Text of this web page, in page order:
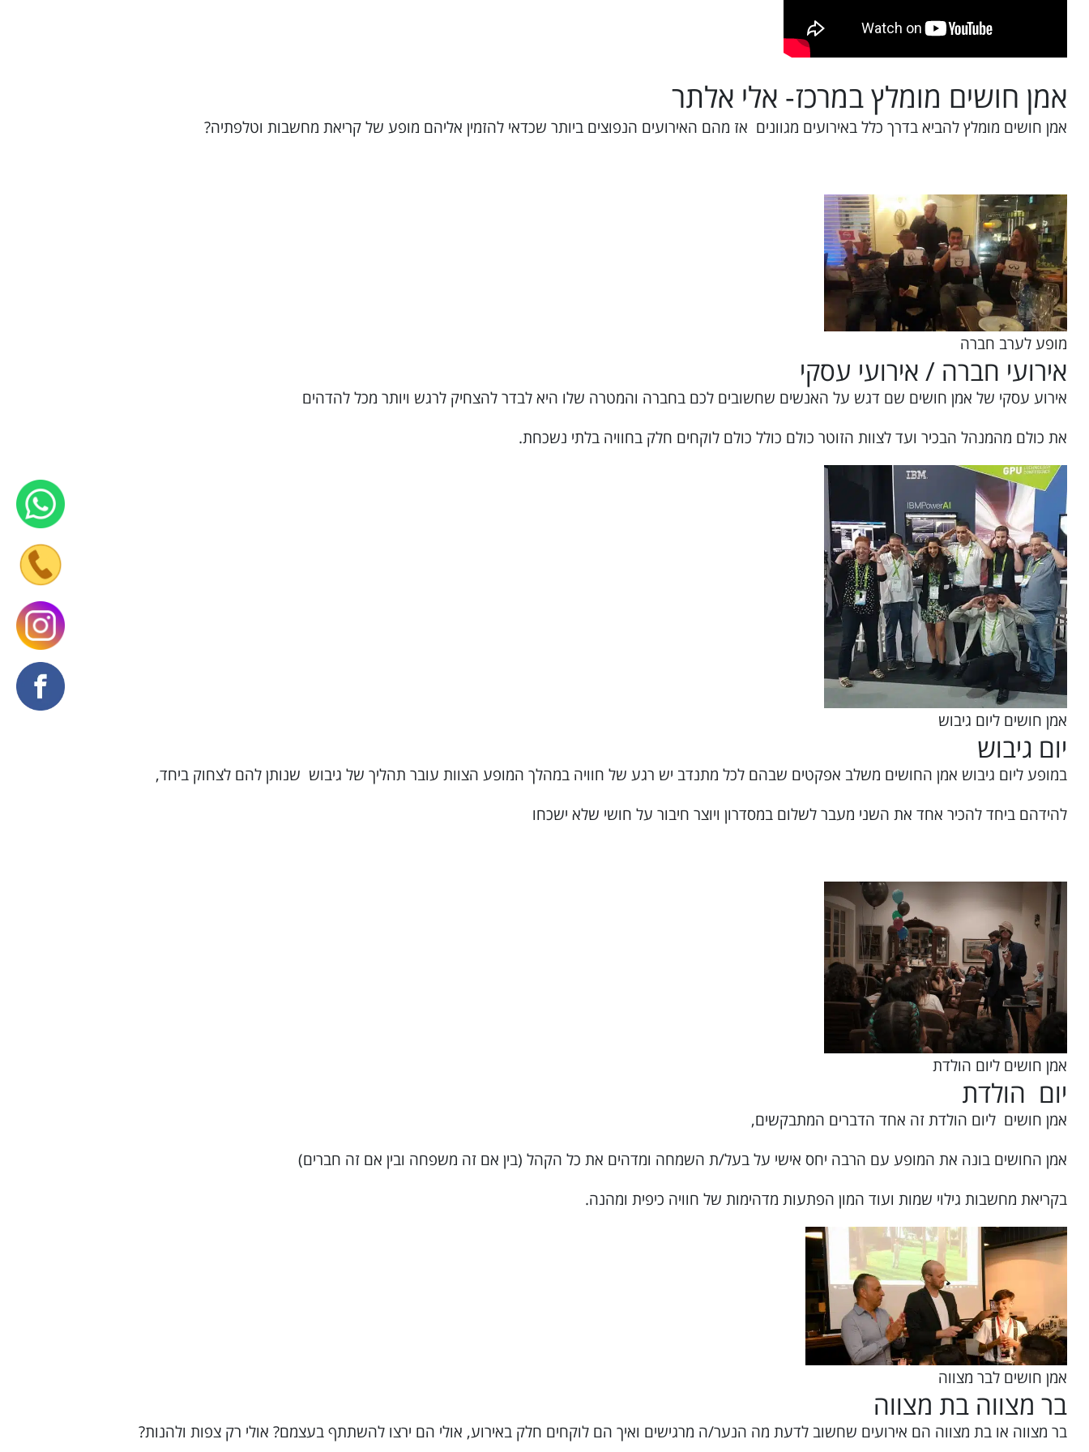
אמן חושים מומלץ במרכז- אלי אלתר
אמן חושים מומלץ להביא בדרך כלל באירועים מגוונים אז מהם האירועים הנפוצים ביותר שכדאי להזמין אליהם מופע של קריאת מחשבות וטלפתיה?
מופע לערב חברה
אירועי חברה / אירועי עסקי
אירוע עסקי של אמן חושים שם דגש על האנשים שחשובים לכם בחברה והמטרה שלו היא לבדר להצחיק לרגש ויותר מכל להדהים
את כולם מהמנהל הבכיר ועד לצוות הזוטר כולם כולל כולם לוקחים חלק בחוויה בלתי נשכחת.
אמן חושים ליום גיבוש
יום גיבוש
במופע ליום גיבוש אמן החושים משלב אפקטים שבהם לכל מתנדב יש רגע של חוויה במהלך המופע הצוות עובר תהליך של גיבוש שנותן להם לצחוק ביחד,
להידהם ביחד להכיר אחד את השני מעבר לשלום במסדרון ויוצר חיבור על חושי שלא ישכחו
אמן חושים ליום הולדת
יום הולדת
אמן חושים ליום הולדת זה אחד הדברים המתבקשים,
אמן החושים בונה את המופע עם הרבה יחס אישי על בעל/ת השמחה ומדהים את כל הקהל (בין אם זה משפחה ובין אם זה חברים)
בקריאת מחשבות גילוי שמות ועוד המון הפתעות מדהימות של חוויה כיפית ומהנה.
אמן חושים לבר מצווה
בר מצווה בת מצווה
בר מצווה או בת מצווה הם אירועים שחשוב לדעת מה הנער/ה מרגישים ואיך הם לוקחים חלק באירוע, אולי הם ירצו להשתתף בעצמם? אולי רק צפות ולהנות?